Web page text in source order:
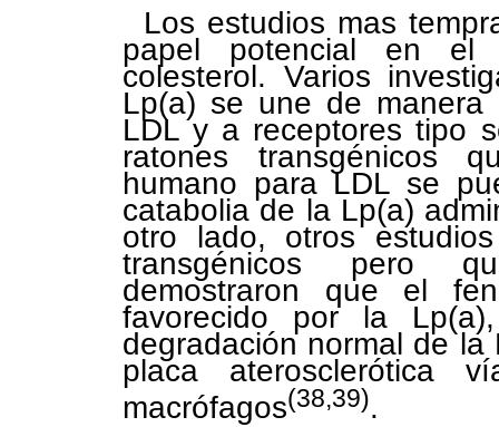
Los estudios mas
papel potencial en el
colesterol. Varios
Lp(a) se une de manera
LDL y a receptores tipo
ratones transgénicos
humano para LDL se
catabolia de la Lp(a)
otro lado, otros
transgénicos pero
demostraron que el
favorecido por la
degradación normal de
placa aterosclerótica
macrófagos(38,39).